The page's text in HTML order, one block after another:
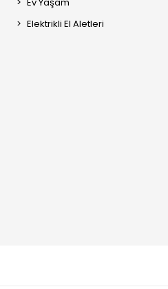
Elektrikli El Aletleri